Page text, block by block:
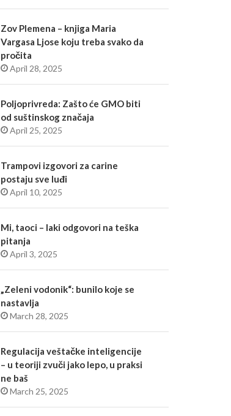
Zov Plemena – knjiga Maria
Vargasa Ljose koju treba svako da
pročita
April 28, 2025
Poljoprivreda: Zašto će GMO biti
od suštinskog značaja
April 25, 2025
Trampovi izgovori za carine
postaju sve luđi
April 10, 2025
Mi, taoci – laki odgovori na teška
pitanja
April 3, 2025
„Zeleni vodonik“: bunilo koje se
nastavlja
March 28, 2025
Regulacija veštačke inteligencije
– u teoriji zvuči jako lepo, u praksi
ne baš
March 25, 2025